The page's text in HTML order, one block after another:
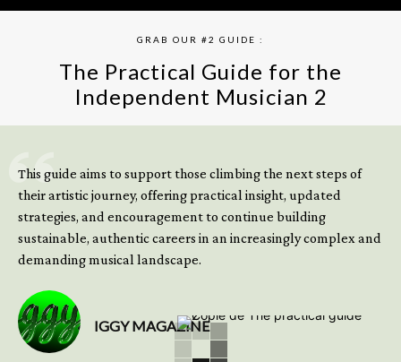
GRAB OUR #2 GUIDE :
The Practical Guide for the
Independent Musician 2
This guide aims to support those climbing the next steps of
their artistic journey, offering practical insight, updated
strategies, and encouragement to continue building
sustainable, authentic careers in an increasingly complex and
demanding musical landscape.
IGGY MAGAZINE